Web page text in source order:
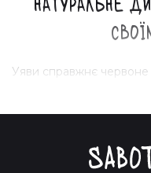
Уяви справжнє червоне
Це ж не просто напій,
нового змісту.